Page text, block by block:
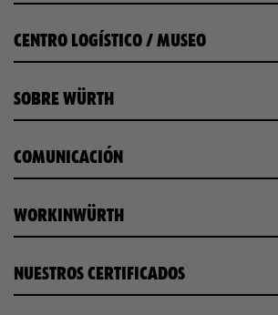
CENTRO LOGÍSTICO / MUSEO
SOBRE WÜRTH
COMUNICACIÓN
WORKINWÜRTH
NUESTROS CERTIFICADOS